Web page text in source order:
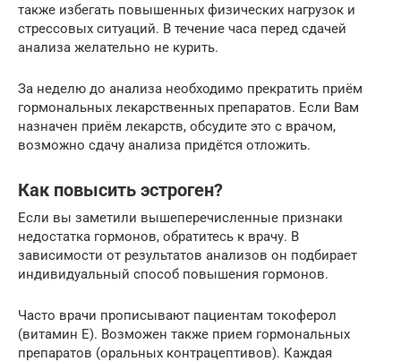
также избегать повышенных физических нагрузок и
стрессовых ситуаций. В течение часа перед сдачей
анализа желательно не курить.
За неделю до анализа необходимо прекратить приём
гормональных лекарственных препаратов. Если Вам
назначен приём лекарств, обсудите это с врачом,
возможно сдачу анализа придётся отложить.
Как повысить эстроген?
Если вы заметили вышеперечисленные признаки
недостатка гормонов, обратитесь к врачу. В
зависимости от результатов анализов он подбирает
индивидуальный способ повышения гормонов.
Часто врачи прописывают пациентам токоферол
(витамин Е). Возможен также прием гормональных
препаратов (оральных контрацептивов). Каждая